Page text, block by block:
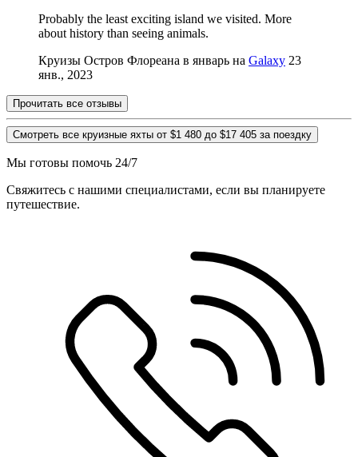
Probably the least exciting island we visited. More
about history than seeing animals.
Круизы Остров Флореана в январь на Galaxy 23
янв., 2023
Прочитать все отзывы
Смотреть все круизные яхты от $1 480 до $17 405 за поездку
Мы готовы помочь 24/7
Свяжитесь с нашими специалистами, если вы планируете
путешествие.